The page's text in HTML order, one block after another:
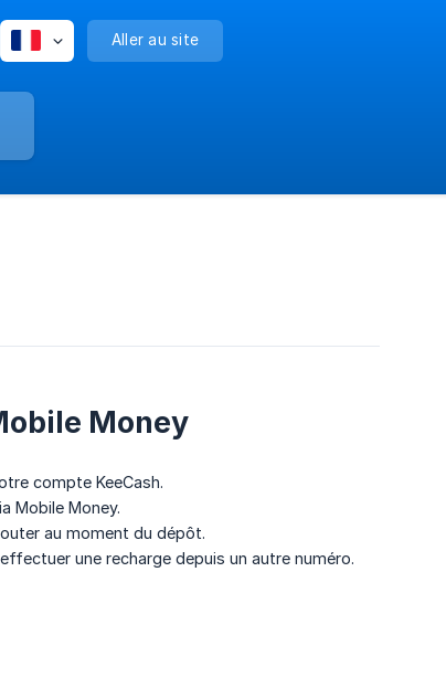
Aller au site
Money
compte KeeCash.
Mobile Money.
au moment du dépôt.
une recharge depuis un autre numéro.